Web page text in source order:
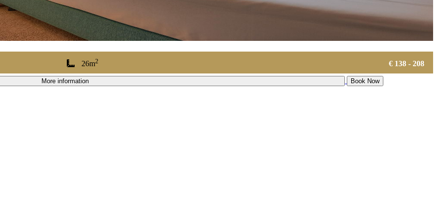
€ 138 - 208
26m2
More information Book Now